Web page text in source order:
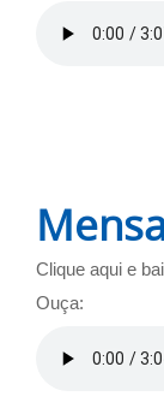
Clique aqui e
Ouça: